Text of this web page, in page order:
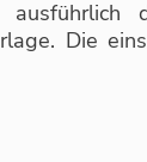
Die